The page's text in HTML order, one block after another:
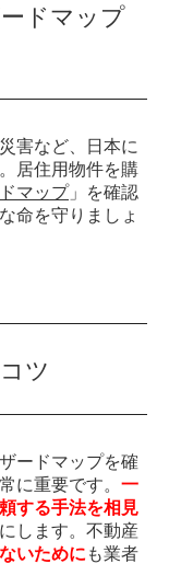
ドマップ
害など、日本に
居住用物件を購
マップ」を確認
命を守りましょ
ツ
ードマップを確
に重要です。 一
する手法を相見
します。不動産
いために も業者